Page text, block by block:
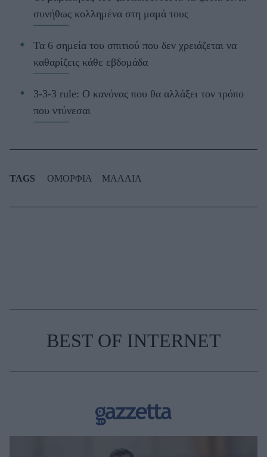
συνήθως κολλημένα στη μαμά τους
Τα 6 σημεία του σπιτιού που δεν χρειάζεται να
καθαρίζεις κάθε εβδομάδα
3-3-3 rule: Ο κανόνας που θα αλλάξει τον τρόπο
που ντύνεσαι
TAGS ΟΜΟΡΦΙΑ ΜΑΛΛΙΑ
BEST OF INTERNET